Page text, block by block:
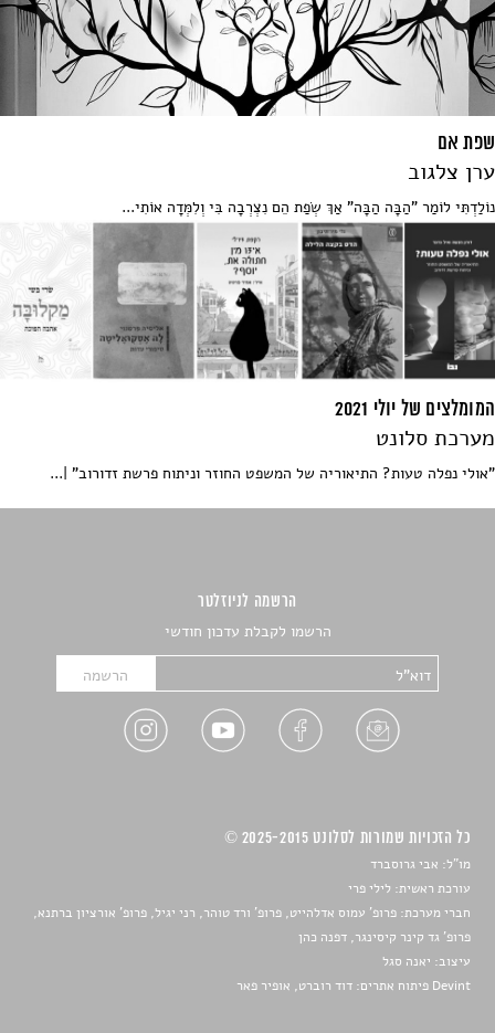
שפת אם
ערן צלגוב
נוֹלַדְתִּי לוֹמַר "הַבָּה הַבָּה" אַךְ שְׂפַת הֵם נִצְרְבָה בִּי וְלִמְּדָה אוֹתִי...
המומלצים של יולי 2021
מערכת סלונט
"אולי נפלה טעות? התיאוריה של המשפט החוזר וניתוח פרשת זדורוב" |...
הרשמה לניוזלטר
הרשמו לקבלת עדכון חודשי
כל הזכויות שמורות לסלונט 2025-2015 ©
מו"ל: אבי גרוסברד
עורכת ראשית: לילי פרי
חברי מערכת: פרופ' עמוס אדלהייט, פרופ' ורד טוהר, רני יגיל, פרופ' אורציון ברתנא,
פרופ' גד קינר קיסינגר, דפנה כהן
עיצוב: יאנה סגל
Devint פיתוח אתרים: דוד רוברט, אופיר פאר